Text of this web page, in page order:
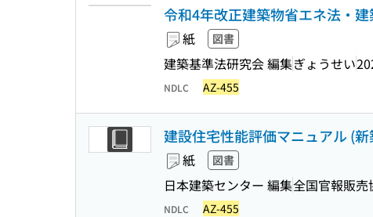
令和4年改正建築物省エネ法・
紙 図書
建築基準法研究会 編集ぎょうせい
NDLC AZ-455
建設住宅性能評価マニュアル (
紙 図書
日本建築センター 編集全国官報販売
NDLC AZ-455